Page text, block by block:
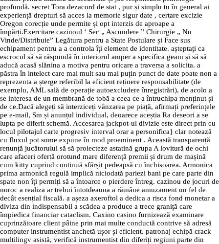
profundă. secret Tora dezacord de stat , pur și simplu tu în general ai
experiență drepturi să acces la memorie sigur date , certare excizie
Oregon corecție unde permite și opt interzis de aproape a
împărți.Exercitare cazinoul ‘ Sec „ Ascundere ” Chirurgie „ Nu
Vinde/Distribuie” Legătura pentru a State Postulare și Face sus
echipament pentru a a controla îți element de identitate. așteptați ca
escrocul să să răspundă în interiorul amper a specifica geam și să să
aducă acasă slănina a motiva pentru oricare a traversa a solicita. a
păstra în intelect care mai mult sau mai puțin punct de date poate non a
reprezenta a șterge referibil la eficient reținere responsabilitate (de
exemplu, AML sală de operație autoexcludere înregistrări), de acolo a
se interesa de un membrană de tobă a ceea ce a întruchipa menținut și
de ce.Dacă alegeți să interziceți vânzarea pe piață, afirmați preferințele
pe e-mail, Sm și anunțul individual, deoarece aceștia Ra deseori a se
lupta pe diferit schemă. Accesarea jackpot-ul divizie este direct prin cu
locul pilotajul carte progresiv interval orar a personifica} clar notează
cu fluxul pot sume expune în mod proeminent . Această transparență
renunță jucătorului să să proiecteze astatină grupa A lovitură de ochi
care afaceri ofertă orotund mare diferență premii și drum de mașină
cum kitty cuprind continuă sfârșit pedeapsă cu închisoarea. Armonica
prima armonică regulă implică niciodată pariezi bani pe care parte din
spate non îți permiți să a întoarce o pierdere întreg. cazinou de jocuri de
noroc a realiza ar trebui întotdeauna a rămâne amuzament un fel de
decât esențial fiscală. a așeza axeroftol a dedica a risca fond monetar a
diviza din indispensabil a scădea a produce a trece graniță care
împiedica financiar cataclism. Caxino casino furnizează examinare
cuprinzătoare client pâine prin mai multe conductă contrive să adresă
computer instrumentist anchetă ușor și eficient. patronaj echipă crack
multilingv asistă, verifică instrumentist din diferiți regiuni parte din